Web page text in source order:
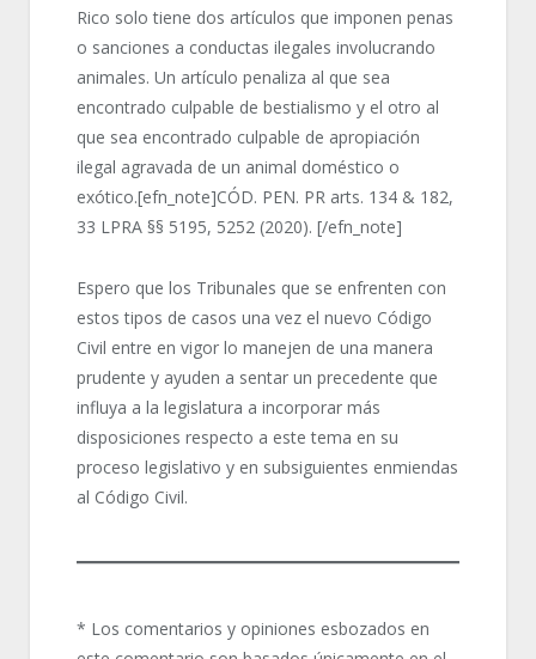
Rico solo tiene dos artículos que imponen penas
o sanciones a conductas ilegales involucrando
animales. Un artículo penaliza al que sea
encontrado culpable de bestialismo y el otro al
que sea encontrado culpable de apropiación
ilegal agravada de un animal doméstico o
exótico.[efn_note]CÓD. PEN. PR arts. 134 & 182,
33 LPRA §§ 5195, 5252 (2020). [/efn_note]
Espero que los Tribunales que se enfrenten con
estos tipos de casos una vez el nuevo Código
Civil entre en vigor lo manejen de una manera
prudente y ayuden a sentar un precedente que
influya a la legislatura a incorporar más
disposiciones respecto a este tema en su
proceso legislativo y en subsiguientes enmiendas
al Código Civil.
* Los comentarios y opiniones esbozados en